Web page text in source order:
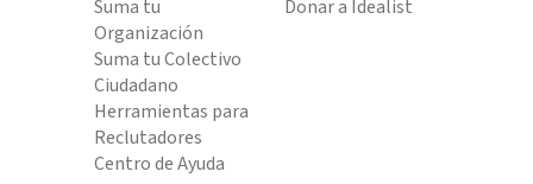
Suma tu
Organización
Suma tu Colectivo
Ciudadano
Herramientas para
Reclutadores
Centro de Ayuda
Donar a Idealist